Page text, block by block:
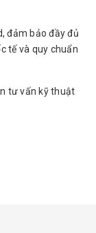
đảm bảo đầy đủ
tế và quy chuẩn
tư vấn kỹ thuật